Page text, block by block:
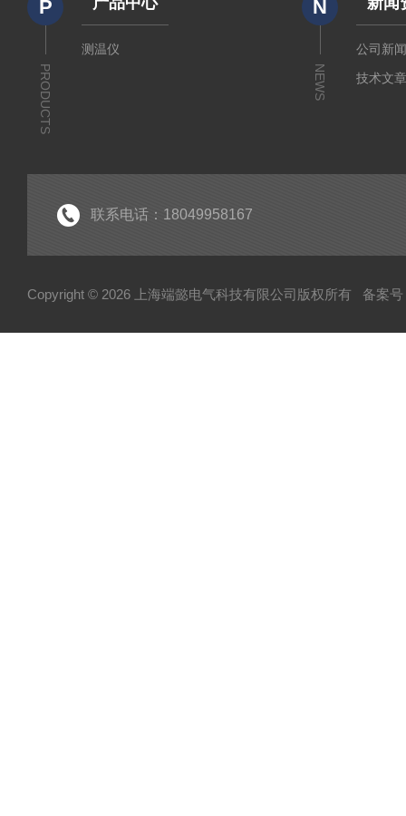
P
PRODUCTS
测温仪
N
NEWS
公司新
技术文
联系电话：18049958167
Copyright © 2026 上海端懿电气科技有限公司版权所有 备案号